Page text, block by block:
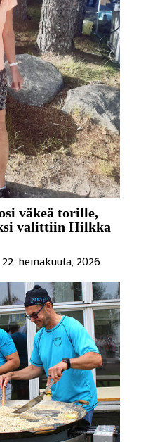
väkeä torille,
valittiin Hilkka
22. heinäkuuta, 2026